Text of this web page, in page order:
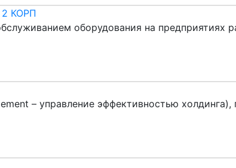
2 КОРП
оборудования на предприятиях
– управление эффективностью